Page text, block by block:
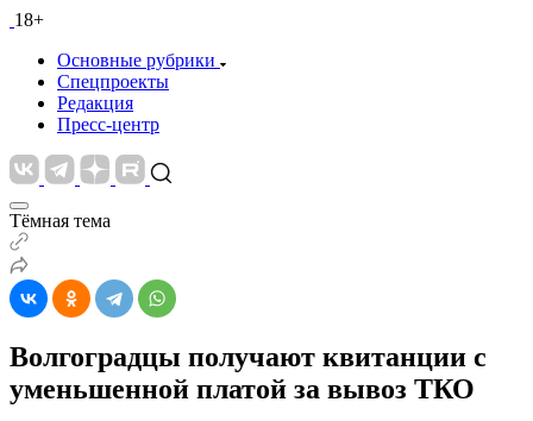
18+
Основные рубрики
Спецпроекты
Редакция
Пресс-центр
Тёмная тема
Волгоградцы получают квитанции с
уменьшенной платой за вывоз ТКО